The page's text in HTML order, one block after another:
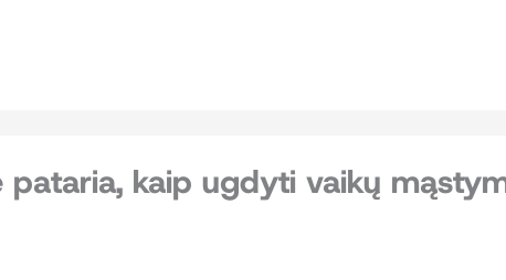
pataria, kaip ugdyti vaikų